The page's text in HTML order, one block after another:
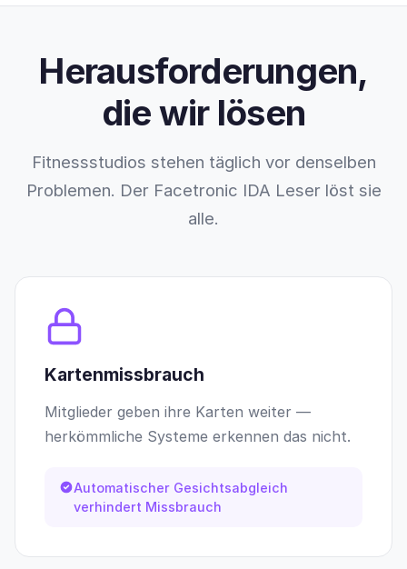
Herausforderungen,
die wir lösen
Fitnessstudios stehen täglich vor denselben
Problemen. Der Facetronic IDA Leser löst sie
alle.
Kartenmissbrauch
Mitglieder geben ihre Karten weiter —
herkömmliche Systeme erkennen das nicht.
Automatischer Gesichtsabgleich
verhindert Missbrauch